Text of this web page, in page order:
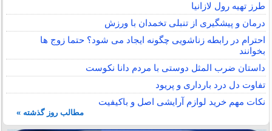
طرز تهیه رول لازانیا
درمان و پیشگیری از تنبلی تخمدان با ورزش
احترام در رابطه زناشویی چگونه ایجاد می شود؟ حتما زوج ها
بخوانند
داستان ضرب المثل دوستی با مردم دانا نكوست
تفاوت دل درد بارداری و پریود
نکات مهم خرید لوازم آرایشی اصل و باکیفیت
مطالب روز گذشته »